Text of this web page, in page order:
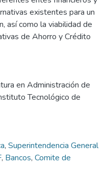
existentes para un
así como la viabilidad de
de Ahorro y Crédito
en Administración de
Tecnológico de
, Superintendencia General
, Bancos, Comite de